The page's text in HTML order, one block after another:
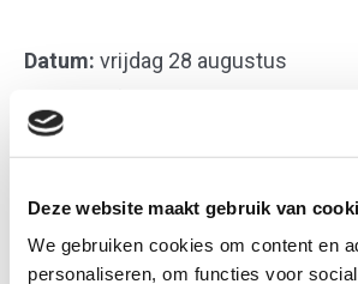
Deze website maakt gebruik van
We gebruiken cookies om content en
personaliseren, om functies voor
Datum: vrijdag 28 augustus
Kosten:
Lelystad
Let op:voor minimaal 6 tot